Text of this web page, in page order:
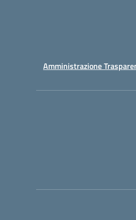
Amministrazione